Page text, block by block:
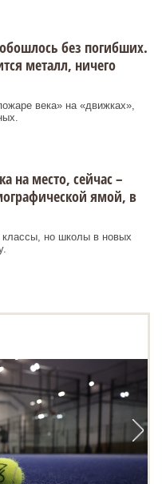
без погибших.
металл, ничего
века» на «движках»,
на место, сейчас –
ямой, в
классы, но школы в новых